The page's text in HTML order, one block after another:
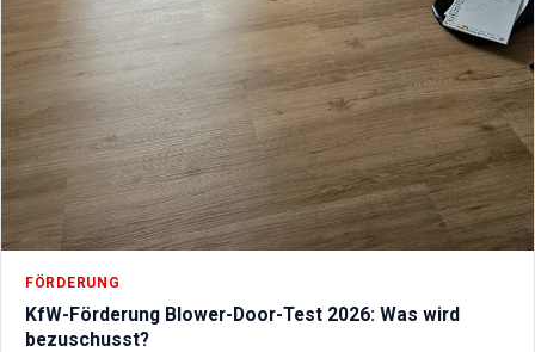
FÖRDERUNG
KfW-Förderung Blower-Door-Test 2026: Was wird
bezuschusst?